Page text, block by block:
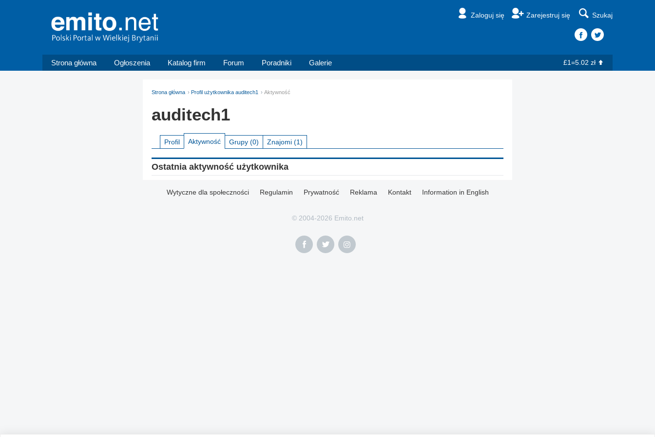
Zaloguj się Zarejestruj się Szukaj
Strona główna Ogłoszenia Katalog firm Forum Poradniki Galerie £1=5.02 zł
Strona główna Profil użytkownika auditech1 Aktywność
auditech1
Profil Aktywność Grupy (0) Znajomi (1)
Ostatnia aktywność użytkownika
Wytyczne dla społeczności Regulamin Prywatność Reklama Kontakt Information in English
© 2004-2026 Emito.net